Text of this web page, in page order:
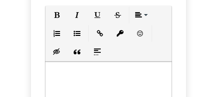
Вставка скрытого текста
Вставка цитаты
Вставка спойлера